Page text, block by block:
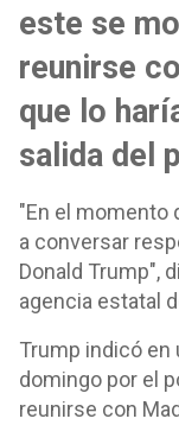
este se
reunirse
que lo
salida del
"En el momento
a conversar
Donald Trump",
agencia estatal
Trump indicó en
domingo por el
reunirse con